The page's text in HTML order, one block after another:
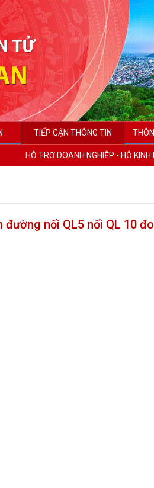
TIẾP CẬN THÔNG TIN
HỖ TRỢ DOANH NGHIỆP - HỘ KINH
nối QL5 nối QL 10